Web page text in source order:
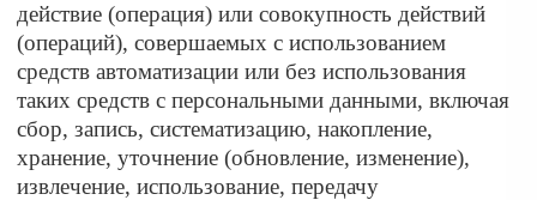
действие (операция) или совокупность действий
(операций), совершаемых с использованием
средств автоматизации или без использования
таких средств с персональными данными, включая
сбор, запись, систематизацию, накопление,
хранение, уточнение (обновление, изменение),
извлечение, использование, передачу